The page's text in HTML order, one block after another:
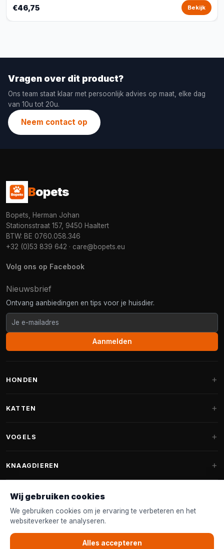
€46,75 Bekijk
Vragen over dit product?
Ons team staat klaar met persoonlijk advies op maat, elke dag
van 10u tot 20u.
Neem contact op
Bopets
Bopets, Herman Johan
Stationsstraat 157, 9450 Haaltert
BTW: BE 0760.058.346
+32 (0)53 839 642 · care@bopets.eu
Volg ons op Facebook
Nieuwsbrief
Ontvang aanbiedingen en tips voor je huisdier.
Aanmelden
HONDEN
Fantail hondenmanden
Hondenspeelgoed
Halsband & Lijn
Shampoo & Verzorging
KATTEN
Krabpalen voor Maine Coon
Kattenmanden
VOGELS
Vogelvoer binnenvogels
Voederhuisjes
Nestkastjes & Nesting
Tuinvogelvoer
KNAAGDIEREN
Knaagdierenvoer
Accessoires
KLANTENSERVICE
Wij gebruiken cookies
We gebruiken cookies om je ervaring te verbeteren en het
websiteverkeer te analyseren.
Alles accepteren